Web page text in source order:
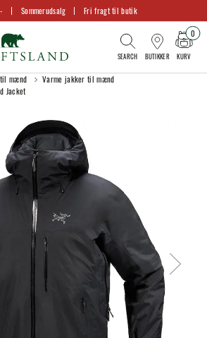
Sommerudsalg Fri fragt til butik
BUTIKKER KURV
0
mænd
Varme jakker til mænd
Jacket